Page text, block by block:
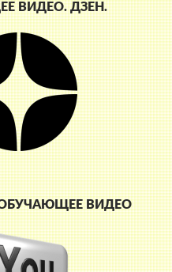
ВИДЕО. ДЗЕН.
ВИДЕО